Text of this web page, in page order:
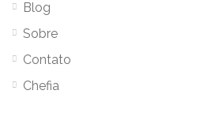
Blog
Sobre
Contato
Chefia